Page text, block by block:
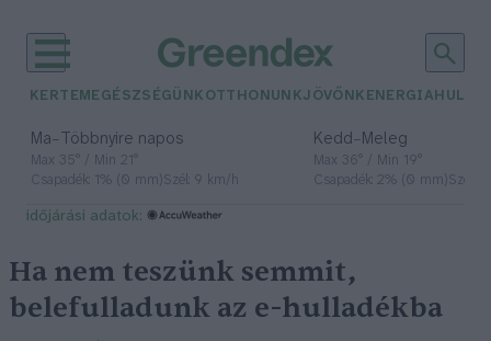
KERTEM EGÉSZSÉGÜNK OTTHONUNKJÖVŐNK ENERGIA
Ma– Többnyire napos
Max 35° / Min 21°
Csapadék: 1% (0 mm)Szél: 9 km/h
Kedd– Meleg
Max 36° / Min 19°
Csapadék: 2% (0 mm)Szél:
időjárási adatok:
Ha nem teszünk semmit,
belefulladunk az e-hulladékba